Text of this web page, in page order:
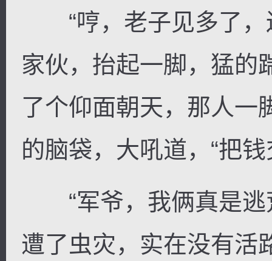
“哼，老子见多了，
家伙，抬起一脚，猛的
了个仰面朝天，那人一
的脑袋，大吼道，“把
“军爷，我俩真是逃
遭了虫灾，实在没有活